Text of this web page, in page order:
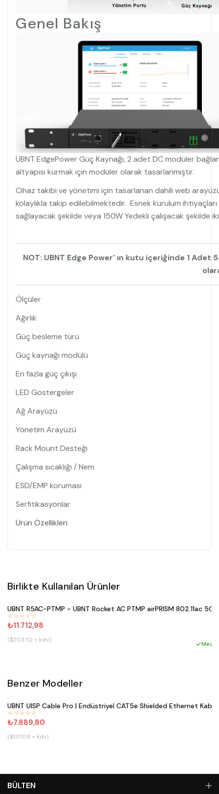
Genel Bakış
UBNT EdgePower Güç Kaynağı, 2 adet DC modüler
altyapısı kurmak için modüler olarak tasarlanmıştır.
Cihaz takibi ve yönetimi için tasarlanan dahili web
kolaylıkla takip edilebilmektedir. Esnek kurulum
sağlayacak şekilde veya 150W
NOT: UBNT Edge Power' ın kutu içeriğinde 1 Adet
Ürün Özellikleri
Ölçüler
Ağırlık
Güç besleme türü
Güç kaynağı modülü
En fazla güç çıkışı
LED Göstergeler
Ağ Arayüzü
Yönetim Arayüzü
Rack Mount Desteği
Çalışma sıcaklığı / Nem
ESD/EMP koruması
Serfitikasyonlar
Birlikte Kullanılan Ürünler
#565
Satın Al
UBNT R5AC-PTMP - UBNT Rocket AC PTMP airPRISM 802.11ac
₺11.712,98
($203.52 + kdv)
Benzer Modeller
#800
UBNT UISP Cable Pro | Endüstriyel CAT5e Shielded Ethernet
₺7.889,80
($137.09 + kdv)
BÜLTEN